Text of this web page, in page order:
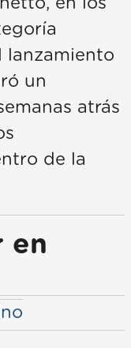
lanzamiento
un
atrás
de la
en